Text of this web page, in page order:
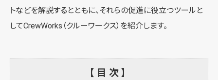
トなどを解説するとともに、それらの促進に役立つツールと
してCrewWorks（クルーワークス）を紹介します。
【目次】